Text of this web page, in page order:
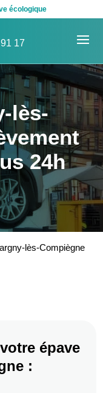
écologique
17
lès-
24h
lès-Compiègne
épave
: